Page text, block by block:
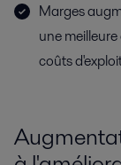
Marges
une
coûts